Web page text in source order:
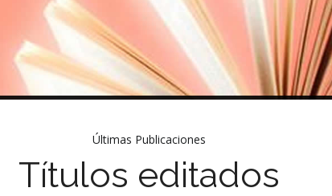
Últimas Publicaciones
Títulos editados